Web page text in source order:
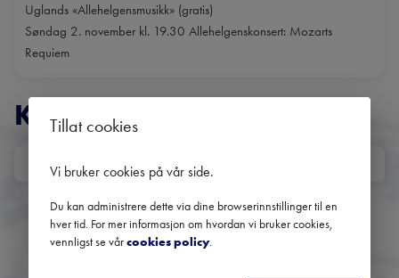
Uglands «Allehelgensmusikk» (gratis)
Søndag 2. november kl. 19.30 Allehelgenskonsert: Mozarts
Requiem
KONSERTER
DATO
Bruk datofilteret for å se tidligere konserter.
Tillat cookies
Vi bruker cookies på vår side.
Du kan administrere dette via dine browserinnstillinger til en
hver tid. For mer informasjon om hvordan vi bruker cookies,
vennligst se vårcookies policy.